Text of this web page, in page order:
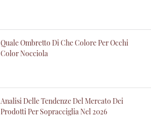
Quale Ombretto Di Che Colore Per Occhi
Color Nocciola
Analisi Delle Tendenze Del Mercato Dei
Prodotti Per Sopracciglia Nel 2026